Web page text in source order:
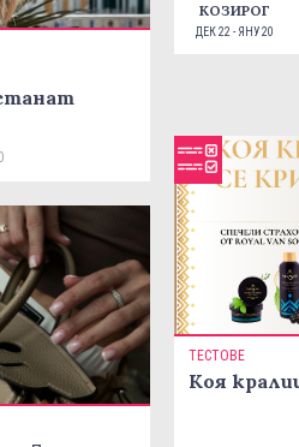
КОЗИРОГ
ДЕК 22 - ЯНУ 20
ТЕСТОВЕ
Коя